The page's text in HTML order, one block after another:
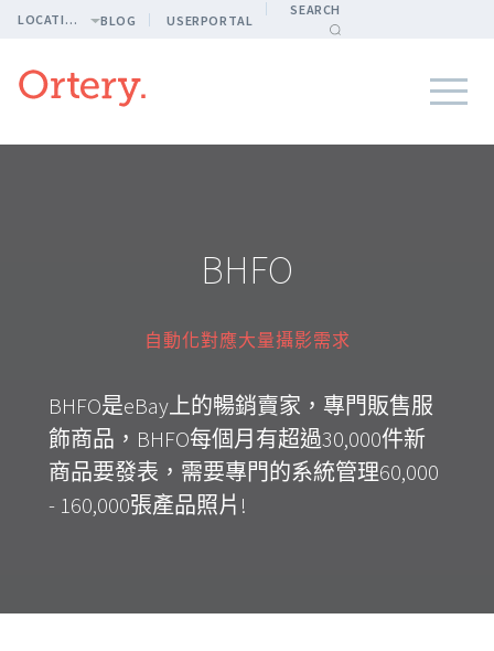
LOCATION BLOG USERPORTAL
SEARCH
BHFO
自動化對應大量攝影需求
BHFO是eBay上的暢銷賣家，專門販售服
飾商品，BHFO每個月有超過30,000件新
商品要發表，需要專門的系統管理60,000
- 160,000張產品照片!